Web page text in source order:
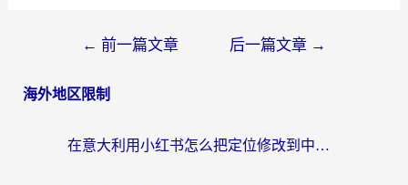
← 前一篇文章 后一篇文章 →
海外地区限制
在意大利用小红书怎么把定位修改到中国国内？3个实用技巧+1个靠谱工具帮你搞定